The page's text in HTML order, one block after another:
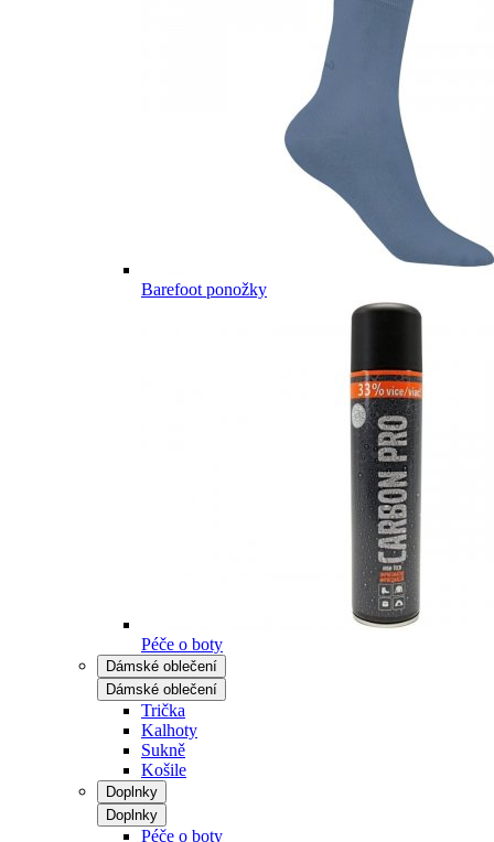
Barefoot ponožky
Péče o boty
Dámské oblečení
Dámské oblečení
Trička
Kalhoty
Sukně
Košile
Doplnky
Doplnky
Péče o boty